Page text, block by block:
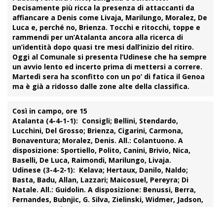
Decisamente più ricca la presenza di attaccanti da
affiancare a Denis come Livaja, Marilungo, Moralez, De
Luca e, perché no, Brienza. Tocchi e ritocchi, toppe e
rammendi per un’Atalanta ancora alla ricerca di
un’identità dopo quasi tre mesi dall’inizio del ritiro.
Oggi al Comunale si presenta l’Udinese che ha sempre
un avvio lento ed incerto prima di mettersi a correre.
Martedì sera ha sconfitto con un po’ di fatica il Genoa
ma è già a ridosso dalle zone alte della classifica.
Così in campo, ore 15
Atalanta (4-4-1-1): Consigli; Bellini, Stendardo,
Lucchini, Del Grosso; Brienza, Cigarini, Carmona,
Bonaventura; Moralez, Denis. All.: Colantuono. A
disposizione: Sportiello, Polito, Canini, Brivio, Nica,
Baselli, De Luca, Raimondi, Marilungo, Livaja.
Udinese (3-4-2-1): Kelava; Hertaux, Danilo, Naldo;
Basta, Badu, Allan, Lazzari; Maicosuel, Pereyra; Di
Natale. All.: Guidolin. A disposizione: Benussi, Berra,
Fernandes, Bubnjic, G. Silva, Zielinski, Widmer, Jadson,